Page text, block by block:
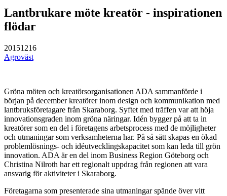
Lantbrukare möte kreatör - inspirationen
flödar
20151216
Agroväst
Gröna möten och kreatörsorganisationen ADA sammanförde i
början på december kreatörer inom design och kommunikation med
lantbruksföretagare från Skaraborg. Syftet med träffen var att höja
innovationsgraden inom gröna näringar. Idén bygger på att ta in
kreatörer som en del i företagens arbetsprocess med de möjligheter
och utmaningar som verksamheterna har. På så sätt skapas en ökad
problemlösnings- och idéutvecklingskapacitet som kan leda till grön
innovation. ADA är en del inom Business Region Göteborg och
Christina Nilroth har ett regionalt uppdrag från regionen att vara
ansvarig för aktiviteter i Skaraborg.
Företagarna som presenterade sina utmaningar spände över vitt